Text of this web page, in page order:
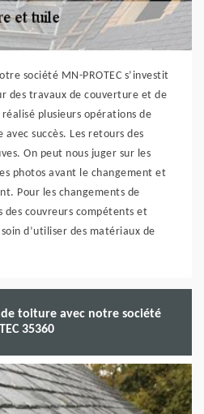
société MN-PROTEC s’investit
des travaux de couverture et de
plusieurs opérations de
succès. Les retours des
On peut nous juger sur les
photos avant le changement et
Pour les changements de
des couvreurs compétents et
d’utiliser des matériaux de
toiture avec notre société
35360